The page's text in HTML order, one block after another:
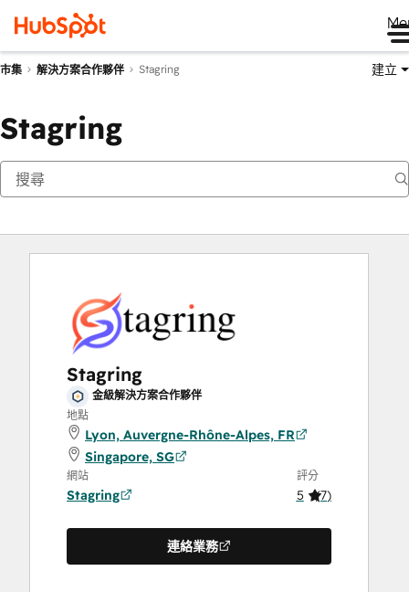
市集 解決方案合作夥伴 Stagring 建立
Stagring
Stagring
金級解決方案合作夥伴
地點
Lyon, Auvergne-Rhône-Alpes, FR
Singapore, SG
網站
Stagring
評分
5 (7)
連絡業務